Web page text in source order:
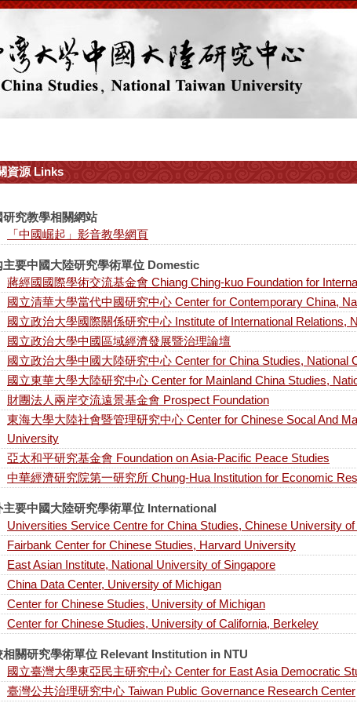
資源 Links
研究教學相關網站
「中國崛起」影音教學網頁
主要中國大陸研究學術單位 Domestic
蔣經國國際學術交流基金會 Chiang Ching-kuo Foundation for
國立清華大學當代中國研究中心 Center for Contemporary China,
國立政治大學國際關係研究中心 Institute of International Relations,
國立政治大學中國區域經濟發展暨治理論壇
國立政治大學中國大陸研究中心 Center for China Studies, National
國立東華大學大陸研究中心 Center for Mainland China Studies,
財團法人兩岸交流遠景基金會 Prospect Foundation
東海大學大陸社會暨管理研究中心 Center for Chinese Socal And
University
亞太和平研究基金會 Foundation on Asia-Pacific Peace Studies
中華經濟研究院第一研究所 Chung-Hua Institution for Economic
主要中國大陸研究學術單位 International
Universities Service Centre for China Studies, Chinese University
Fairbank Center for Chinese Studies, Harvard University
East Asian Institute, National University of Singapore
China Data Center, University of Michigan
Center for Chinese Studies, University of Michigan
Center for Chinese Studies, University of California, Berkeley
相關研究學術單位 Relevant Institution in NTU
國立臺灣大學東亞民主研究中心 Center for East Asia Democratic
臺灣公共治理研究中心 Taiwan Public Governance Research Center